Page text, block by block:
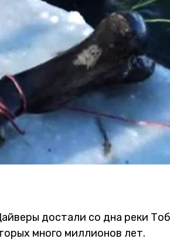
достали со дна реки
много миллионов лет.